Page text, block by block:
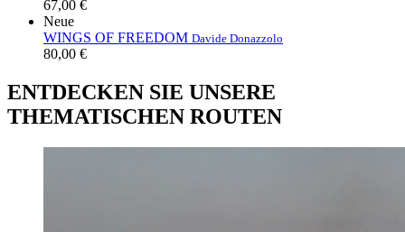
67,00 €
Neue
WINGS OF FREEDOM Davide Donazzolo
80,00 €
ENTDECKEN SIE UNSERE
THEMATISCHEN ROUTEN